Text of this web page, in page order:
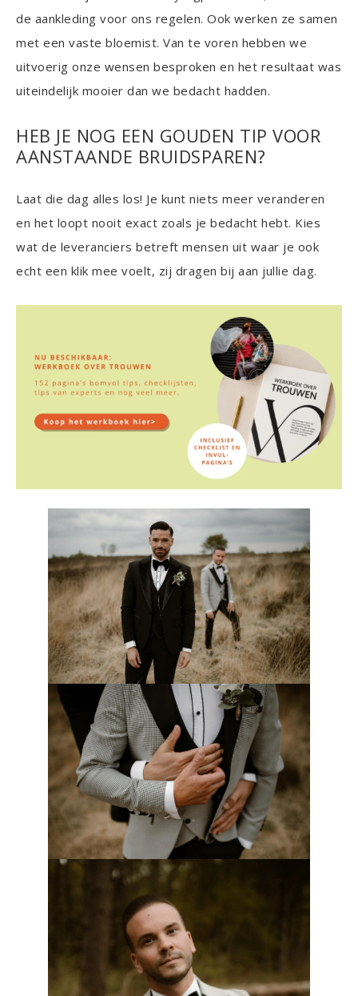
de aankleding voor ons regelen. Ook werken ze samen
met een vaste bloemist. Van te voren hebben we
uitvoerig onze wensen besproken en het resultaat was
uiteindelijk mooier dan we bedacht hadden.
HEB JE NOG EEN GOUDEN TIP VOOR
AANSTAANDE BRUIDSPAREN?
Laat die dag alles los! Je kunt niets meer veranderen
en het loopt nooit exact zoals je bedacht hebt. Kies
wat de leveranciers betreft mensen uit waar je ook
echt een klik mee voelt, zij dragen bij aan jullie dag.